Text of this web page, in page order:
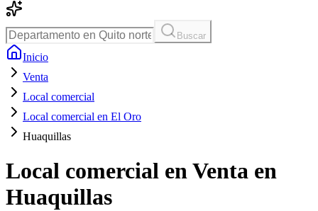
Buscar
Inicio
Venta
Local comercial
Local comercial en El Oro
Huaquillas
Local comercial en Venta en
Huaquillas